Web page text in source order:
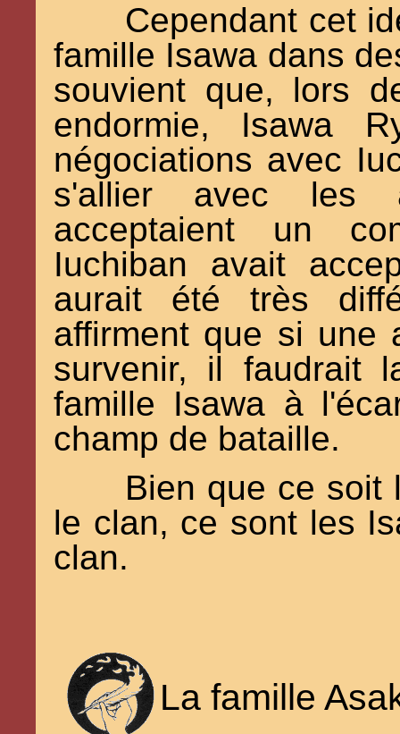
Cependant cet
famille Isawa dans
souvient que, lors
endormie, Isawa
négociations avec
s'allier avec les
acceptaient un
Iuchiban avait
aurait été très
affirment que si une
survenir, il faudrait
famille Isawa à
champ de bataille.
Bien que ce soit
le clan, ce sont les
clan.
La famille